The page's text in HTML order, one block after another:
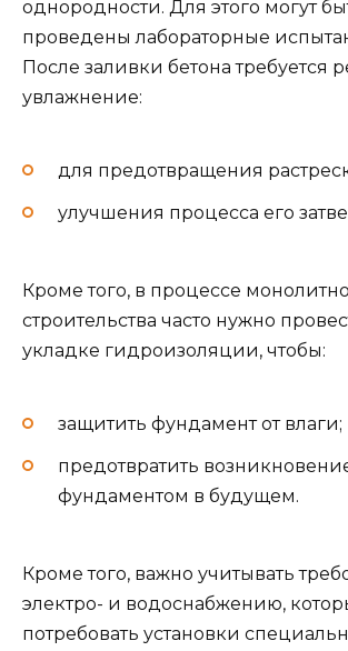
однородности. Для этого могут
проведены лабораторные
После заливки бетона требуется
увлажнение:
для предотвращения
улучшения процесса его
Кроме того, в процессе
строительства часто нужно
укладке гидроизоляции, чтобы:
защитить фундамент от влаги;
предотвратить
фундаментом в будущем.
Кроме того, важно учитывать
электро- и водоснабжению,
потребовать установки